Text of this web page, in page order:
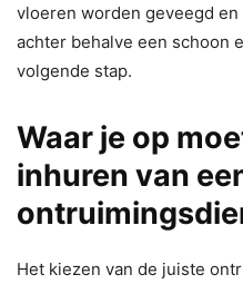
vloeren worden geveegd
achter behalve een schoon
volgende stap.
Waar je op
inhuren van
Het kiezen van de juiste